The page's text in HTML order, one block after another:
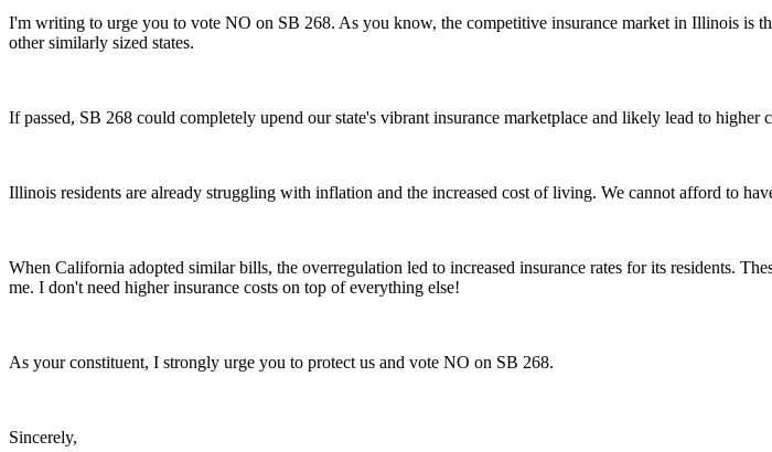
I'm writing to urge you to vote NO on SB 268. As you know, the competitive insurance market in Illinois is
other similarly sized states.
If passed, SB 268 could completely upend our state's vibrant insurance marketplace and likely lead to higher
Illinois residents are already struggling with inflation and the increased cost of living. We cannot afford to
When California adopted similar bills, the overregulation led to increased insurance rates for its residents.
me. I don't need higher insurance costs on top of everything else!
As your constituent, I strongly urge you to protect us and vote NO on SB 268.
Sincerely,